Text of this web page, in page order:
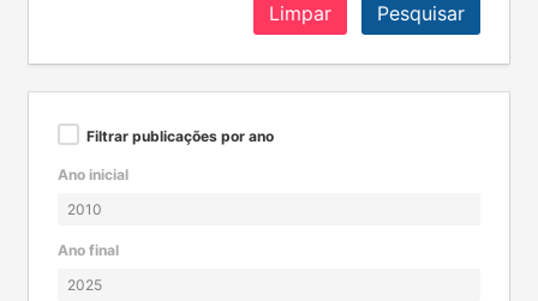
Limpar Pesquisar
Filtrar publicações por ano
Ano inicial
Ano final